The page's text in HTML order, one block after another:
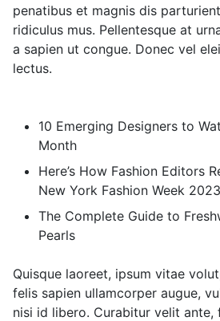
penatibus et magnis dis
ridiculus mus. Pellentesque at
a sapien ut congue. Donec vel
lectus.
10 Emerging Designers to
Month
Here’s How Fashion Editors
New York Fashion Week 2023
The Complete Guide to
Pearls
Quisque laoreet, ipsum vitae
felis sapien ullamcorper augue,
nisi id libero. Curabitur velit ante,